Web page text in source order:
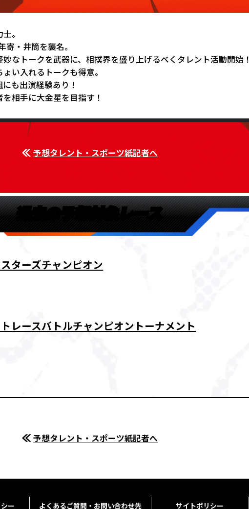
。
・井筒を襲名。
なトークを武器に、相撲界を盛り上げるべくタレント活動開始！
い入れるトークも得意。
も出演経験あり！
を相手に大金星を目指す！
予想タレント・スポーツ紙記者へ
過去の予想対象レース
ターズチャンピオン
レースバトルチャンピオントーナメント
予想タレント・スポーツ紙記者へ
ー よくあるご質問・お問い合わせ先 サイトポリシー